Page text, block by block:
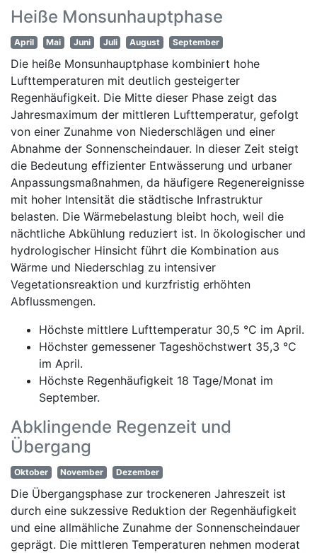
Heiße Monsunhauptphase
April Mai Juni Juli August September
Die heiße Monsunhauptphase kombiniert hohe
Lufttemperaturen mit deutlich gesteigerter
Regenhäufigkeit. Die Mitte dieser Phase zeigt das
Jahresmaximum der mittleren Lufttemperatur, gefolgt
von einer Zunahme von Niederschlägen und einer
Abnahme der Sonnenscheindauer. In dieser Zeit steigt
die Bedeutung effizienter Entwässerung und urbaner
Anpassungsmaßnahmen, da häufigere Regenereignisse
mit hoher Intensität die städtische Infrastruktur
belasten. Die Wärmebelastung bleibt hoch, weil die
nächtliche Abkühlung reduziert ist. In ökologischer und
hydrologischer Hinsicht führt die Kombination aus
Wärme und Niederschlag zu intensiver
Vegetationsreaktion und kurzfristig erhöhten
Abflussmengen.
Höchste mittlere Lufttemperatur 30,5 °C im April.
Höchster gemessener Tageshöchstwert 35,3 °C
im April.
Höchste Regenhäufigkeit 18 Tage/Monat im
September.
Abklingende Regenzeit und
Übergang
Oktober November Dezember
Die Übergangsphase zur trockeneren Jahreszeit ist
durch eine sukzessive Reduktion der Regenhäufigkeit
und eine allmähliche Zunahme der Sonnenscheindauer
geprägt. Die mittleren Temperaturen nehmen moderat